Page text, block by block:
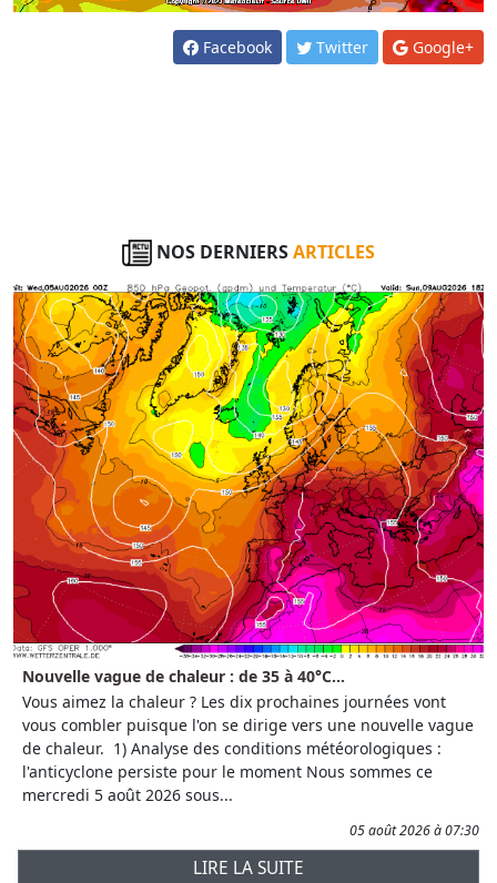
Facebook Twitter Google+
NOS DERNIERSARTICLES
Nouvelle vague de chaleur : de 35 à 40°C...
Vous aimez la chaleur ? Les dix prochaines journées vont
vous combler puisque l'on se dirige vers une nouvelle vague
de chaleur. 1) Analyse des conditions météorologiques :
l'anticyclone persiste pour le moment Nous sommes ce
mercredi 5 août 2026 sous...
05 août 2026 à 07:30
LIRE LA SUITE